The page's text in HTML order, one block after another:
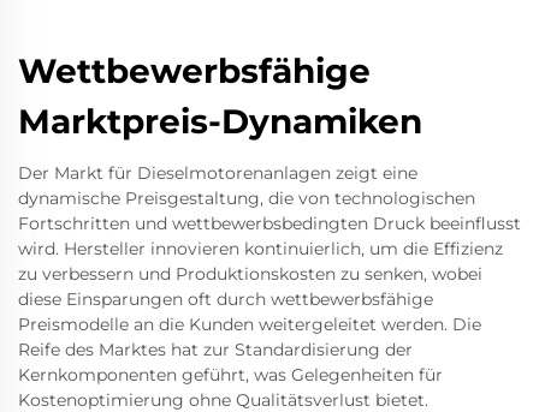
Wettbewerbsfähige
Marktpreis-Dynamiken
Der Markt für Dieselmotorenanlagen zeigt eine
dynamische Preisgestaltung, die von technologischen
Fortschritten und wettbewerbsbedingten Druck beeinflusst
wird. Hersteller innovieren kontinuierlich, um die Effizienz
zu verbessern und Produktionskosten zu senken, wobei
diese Einsparungen oft durch wettbewerbsfähige
Preismodelle an die Kunden weitergeleitet werden. Die
Reife des Marktes hat zur Standardisierung der
Kernkomponenten geführt, was Gelegenheiten für
Kostenoptimierung ohne Qualitätsverlust bietet.